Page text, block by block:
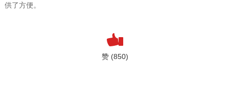
供了方便。
赞 (850)